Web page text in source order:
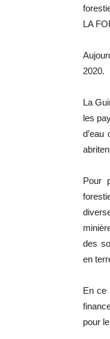
LA
2020.
La
les
Pour
des
en
En ce
pour